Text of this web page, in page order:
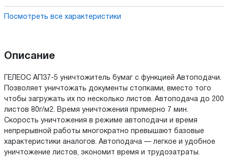
Посмотреть все характеристики
Описание
ГЕЛЕОС АП37-5 уничтожитель бумаг с функцией Автоподачи.
Позволяет уничтожать документы стопками, вместо того
чтобы загружать их по несколько листов. Автоподача до 200
листов 80г/м2. Время уничтожения примерно 7 мин.
Скорость уничтожения в режиме автоподачи и время
непрерывной работы многократно превышают базовые
характеристики аналогов. Автоподача — легкое и удобное
уничтожение листов, экономит время и трудозатраты.